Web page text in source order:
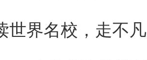
界名校，走不凡